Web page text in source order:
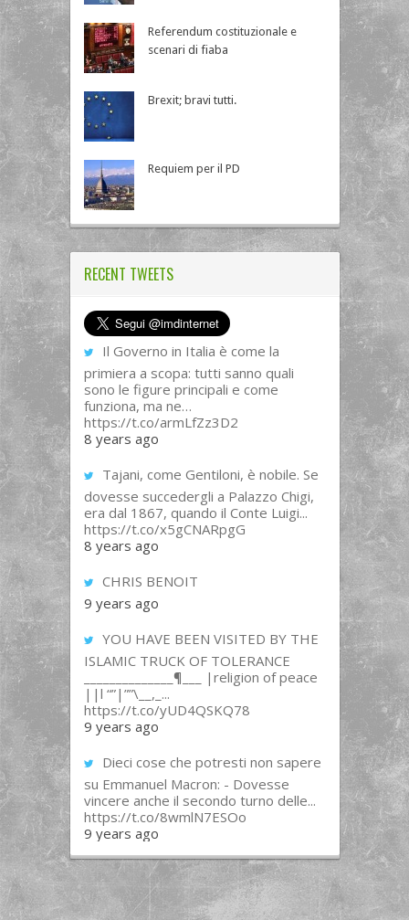
Referendum costituzionale e
scenari di fiaba
Brexit; bravi tutti.
Requiem per il PD
RECENT TWEETS
Il Governo in Italia è come la
primiera a scopa: tutti sanno quali
sono le figure principali e come
funziona, ma ne…
https://t.co/armLfZz3D2
8 years ago
Tajani, come Gentiloni, è nobile. Se
dovesse succedergli a Palazzo Chigi,
era dal 1867, quando il Conte Luigi...
https://t.co/x5gCNARpgG
8 years ago
CHRIS BENOIT
9 years ago
YOU HAVE BEEN VISITED BY THE
ISLAMIC TRUCK OF TOLERANCE
______________¶___ |religion of peace
||l “”|””\__,_...
https://t.co/yUD4QSKQ78
9 years ago
Dieci cose che potresti non sapere
su Emmanuel Macron: - Dovesse
vincere anche il secondo turno delle...
https://t.co/8wmlN7ESOo
9 years ago